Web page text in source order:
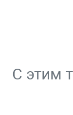
С этим